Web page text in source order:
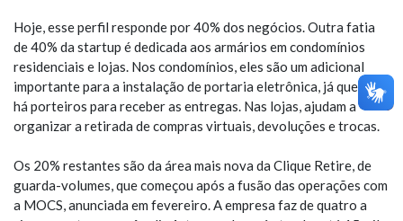
Hoje, esse perfil responde por 40% dos negócios. Outra fatia
de 40% da startup é dedicada aos armários em condomínios
residenciais e lojas. Nos condomínios, eles são um adicional
importante para a instalação de portaria eletrônica, já que não
há porteiros para receber as entregas. Nas lojas, ajudam a
organizar a retirada de compras virtuais, devoluções e trocas.
Os 20% restantes são da área mais nova da Clique Retire, de
guarda-volumes, que começou após a fusão das operações com
a MOCS, anunciada em fevereiro. A empresa faz de quatro a